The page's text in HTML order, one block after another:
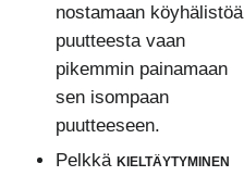
nostamaan köyhälistöä
puutteesta vaan
pikemmin painamaan
sen isompaan
puutteeseen.
Pelkkä kieltäytyminen